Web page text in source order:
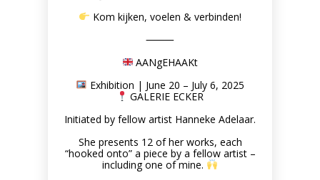
Kom kijken, voelen & verbinden!
⸻
AANgEHAAKt
Exhibition | June 20 – July 6, 2025
GALERIE ECKER
Initiated by fellow artist Hanneke Adelaar.
She presents 12 of her works, each
“hooked onto” a piece by a fellow artist –
including one of mine.